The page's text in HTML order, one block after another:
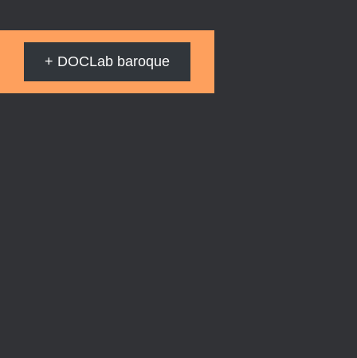
+ DOCLab baroque